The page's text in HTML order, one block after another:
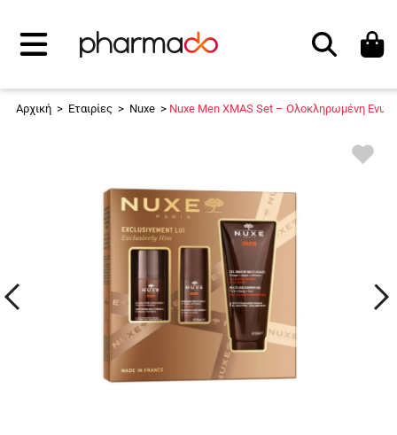
Αναζήτηση
Αρχική > Εταιρίες > Nuxe > Nuxe Men XMAS Set – Ολοκληρωμένη